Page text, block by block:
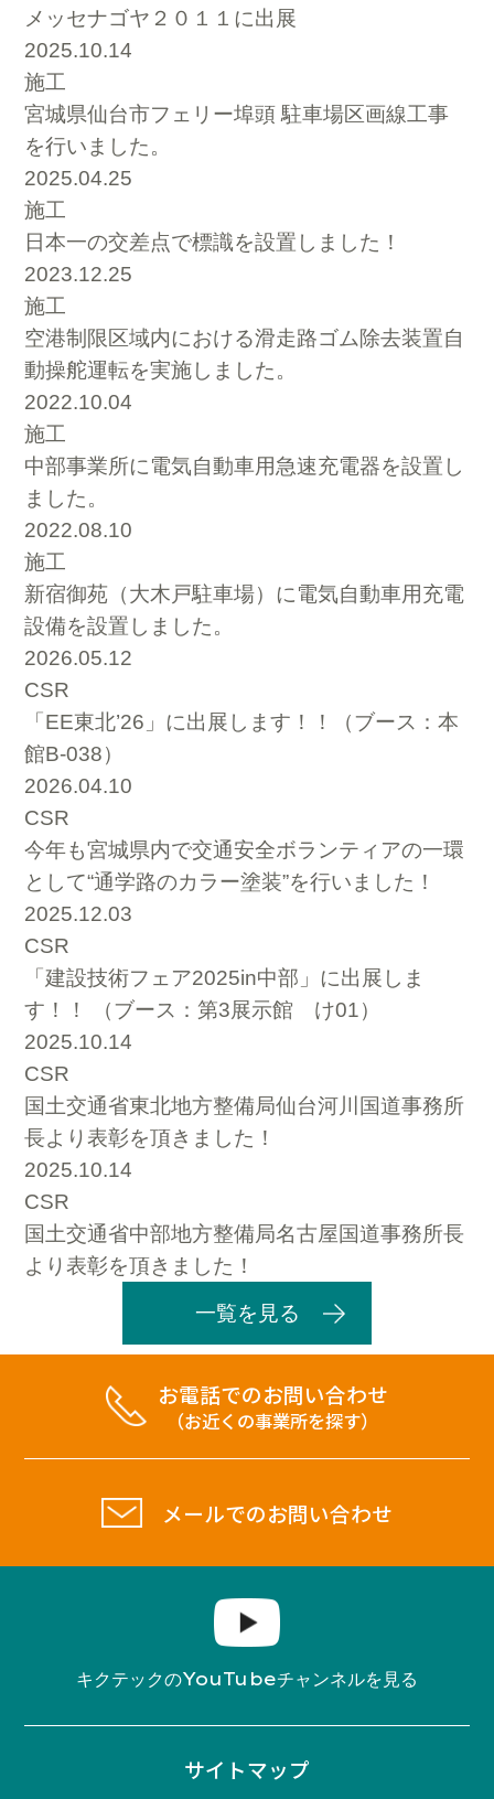
メッセナゴヤ２０１１に出展
2025.10.14
施工
宮城県仙台市フェリー埠頭 駐車場区画線工事
を行いました。
2025.04.25
施工
日本一の交差点で標識を設置しました！
2023.12.25
施工
空港制限区域内における滑走路ゴム除去装置自
動操舵運転を実施しました。
2022.10.04
施工
中部事業所に電気自動車用急速充電器を設置し
ました。
2022.08.10
施工
新宿御苑（大木戸駐車場）に電気自動車用充電
設備を設置しました。
2026.05.12
CSR
「EE東北’26」に出展します！！（ブース：本
館B-038）
2026.04.10
CSR
今年も宮城県内で交通安全ボランティアの一環
として“通学路のカラー塗装”を行いました！
2025.12.03
CSR
「建設技術フェア2025in中部」に出展しま
す！！ （ブース：第3展示館 け01）
2025.10.14
CSR
国土交通省東北地方整備局仙台河川国道事務所
長より表彰を頂きました！
2025.10.14
CSR
国土交通省中部地方整備局名古屋国道事務所長
より表彰を頂きました！
一覧を見る
お電話でのお問い合わせ
（お近くの事業所を探す）
メールでのお問い合わせ
キクテックのYouTubeチャンネルを見る
サイトマップ